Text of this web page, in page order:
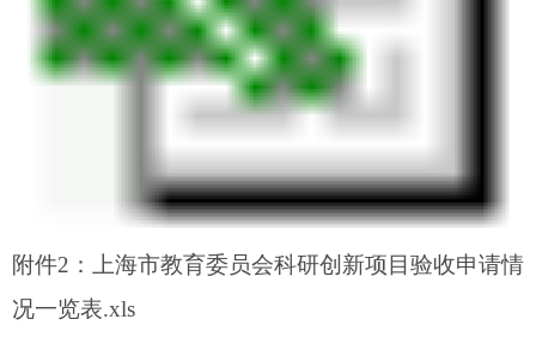
附件2：上海市教育委员会科研创新项目验收申请情
况一览表.xls